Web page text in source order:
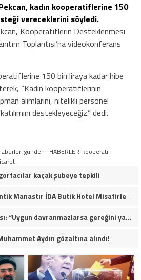
kadın kooperatiflerine 150
vereceklerini söyledi.
Kooperatiflerin Desteklenmesi
Toplantısı’na videokonferans
150 bin liraya kadar hibe
“Kadın kooperatiflerinin
alımlarını, nitelikli personel
destekleyeceğiz.” dedi.
gündem HABERLER kooperatif
kaçak şubeye tepkili
Kazdağları’nın Gözdesi Antik Manastır İDA Butik Hotel Misafirlerinden Tam Not Alıyor
Trump’tan İran açıklaması: “Uygun davranmazlarsa gereğini yaparım”
Aydın gözaltına alındı!